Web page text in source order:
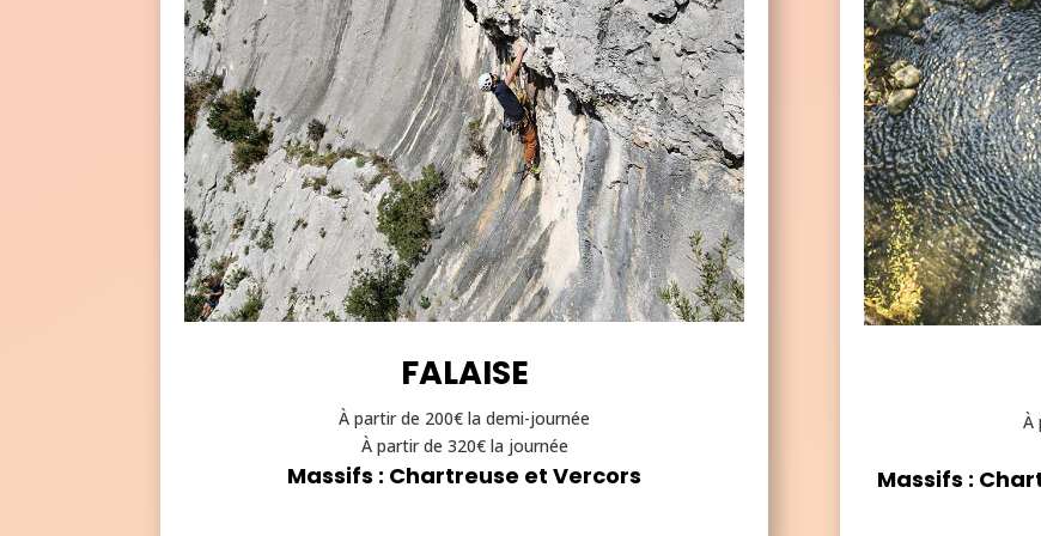
le
ic
o
n
le
ic
o
n
le
ic
o
n
FALAISE
À partir de 200€ la demi-journée
À partir de 320€ la journée
Massifs : Chartreuse et Vercors
À
Massifs :